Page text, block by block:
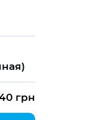
грн